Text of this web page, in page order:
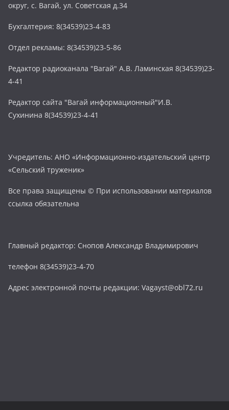
округ, с. Вагай, ул. Советская д.34
Бухгалтерия: 8(34539)23-4-83
Отдел рекламы: 8(34539)23-5-86
Редактор радиоканала "Вагай" А.В. Ламинская 8(34539)23-
4-41
Редактор сайта "Вагай информационный"И.В.
Сухинина 8(34539)23-4-41
Учредитель: АНО «Информационно-издательский центр
«Сельский труженик»
Все права защищены © При использовании материалов
ссылка обязательна
Главный редактор: Снопов Александр Владимирович
телефон 8(34539)23-4-70
Адрес электронной почты редакции: Vagayst@obl72.ru